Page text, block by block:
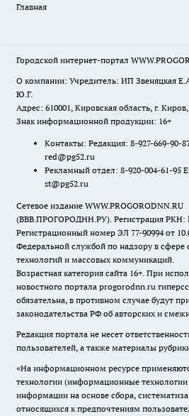
Главная
Городской интернет-портал
О компании: Учредитель: ИП Звеняцкая
Ю.Г.
Адрес: 610001, Кировская область, г.
Знак информационной продукции: 16+
Контакты: Редакция: 8-927-669-90-
red@pg52.ru
Рекламный отдел: 8-920-004-61-95
st@pg52.ru
Сетевое издание WWW.PROGORODNN.RU
(ВВВ.ПРОГОРОДНН.РУ). Регистрация РКН:
Регистрационный номер ЭЛ 77-90994 от
Федеральной службой по надзору в
технологий и массовых коммуникаций.
Возрастная категория сайта 16+. При
новостного портала progorodnn.ru
обязательна, в противном случае будут
законодательства РФ об авторских и
Редакция портала не несет
пользователей, а также материалы
«На информационном ресурсе
технологии (информационные технологии
информации на основе сбора,
относящихся к предпочтениям